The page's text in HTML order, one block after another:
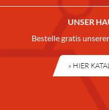
UNSER
Bestelle gratis
» HIER